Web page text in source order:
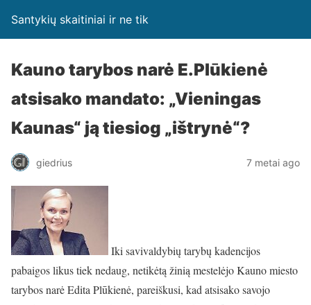
Santykių skaitiniai ir ne tik
Kauno tarybos narė E.Plūkienė
atsisako mandato: „Vieningas
Kaunas“ ją tiesiog „ištrynė“?
giedrius 7 metai ago
Iki savivaldybių tarybų kadencijos
pabaigos likus tiek nedaug, netikėtą žinią mestelėjo Kauno miesto
tarybos narė Edita Plūkienė, pareiškusi, kad atsisako savojo